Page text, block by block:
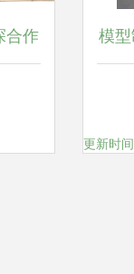
合作 模
更新时